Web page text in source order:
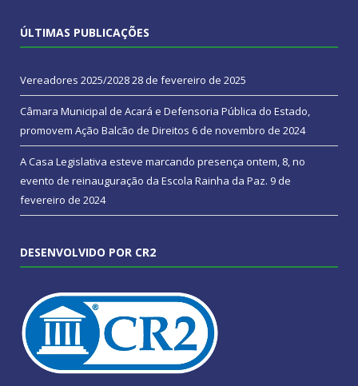
ÚLTIMAS PUBLICAÇÕES
Vereadores 2025/202828 de fevereiro de 2025
Câmara Municipal de Acará e Defensoria Pública do Estado,
promovem Ação Balcão de Direitos 6 de novembro de 2024
A Casa Legislativa esteve marcando presença ontem, 8, no
evento de reinauguração da Escola Rainha da Paz. 9 de
fevereiro de 2024
DESENVOLVIDO POR CR2